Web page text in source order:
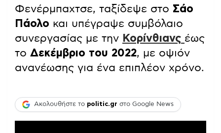
Φενέρμπαχτσε, ταξίδεψε στο Σάο
Πάολο και υπέγραψε συμβόλαιο
συνεργασίας με την Κορίνθιανς έως
το Δεκέμβριο του 2022, με οψιόν
ανανέωσης για ένα επιπλέον χρόνο.
Ακολουθήστε το politic.gr στο Google News